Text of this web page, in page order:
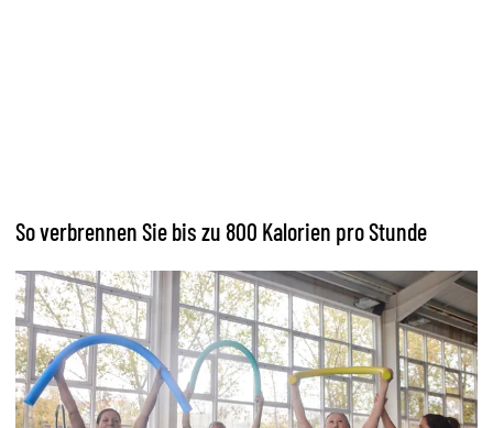
So verbrennen Sie bis zu 800 Kalorien pro Stunde